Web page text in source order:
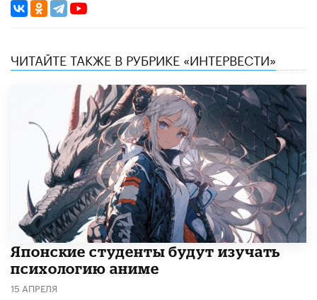
ЧИТАЙТЕ ТАКЖЕ В РУБРИКЕ «ИНТЕРВЕСТИ»
Японские студенты будут изучать
психологию аниме
15 АПРЕЛЯ